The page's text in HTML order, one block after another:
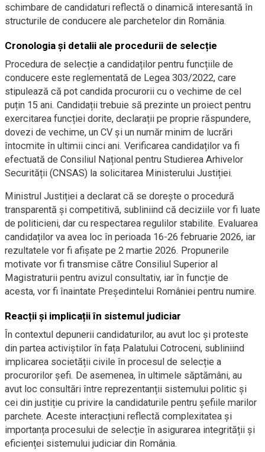
schimbare de candidaturi reflectă o dinamică interesantă în
structurile de conducere ale parchetelor din România.
Cronologia și detalii ale procedurii de selecție
Procedura de selecție a candidaților pentru funcțiile de
conducere este reglementată de Legea 303/2022, care
stipulează că pot candida procurorii cu o vechime de cel
puțin 15 ani. Candidații trebuie să prezinte un proiect pentru
exercitarea funcției dorite, declarații pe proprie răspundere,
dovezi de vechime, un CV și un număr minim de lucrări
întocmite în ultimii cinci ani. Verificarea candidaților va fi
efectuată de Consiliul Național pentru Studierea Arhivelor
Securității (CNSAS) la solicitarea Ministerului Justiției.
Ministrul Justiției a declarat că se dorește o procedură
transparentă și competitivă, subliniind că deciziile vor fi luate
de politicieni, dar cu respectarea regulilor stabilite. Evaluarea
candidaților va avea loc în perioada 16-26 februarie 2026, iar
rezultatele vor fi afișate pe 2 martie 2026. Propunerile
motivate vor fi transmise către Consiliul Superior al
Magistraturii pentru avizul consultativ, iar în funcție de
acesta, vor fi înaintate Președintelui României pentru numire.
Reacții și implicații în sistemul judiciar
În contextul depunerii candidaturilor, au avut loc și proteste
din partea activiștilor în fața Palatului Cotroceni, subliniind
implicarea societății civile în procesul de selecție a
procurorilor șefi. De asemenea, în ultimele săptămâni, au
avut loc consultări între reprezentanții sistemului politic și
cei din justiție cu privire la candidaturile pentru șefiile marilor
parchete. Aceste interacțiuni reflectă complexitatea și
importanța procesului de selecție în asigurarea integrității și
eficienței sistemului judiciar din România.